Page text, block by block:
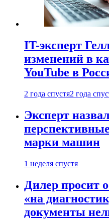
IT-эксперт
изменений в
YouTube в
2 года спустя2 года
Эксперт
марки машин
1 неделя спустя
Дилер просит
«на
документы